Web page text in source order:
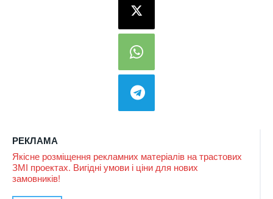
РЕКЛАМА
Якісне розміщення рекламних матеріалів на трастових
ЗМІ проектах. Вигідні умови і ціни для нових
замовників!